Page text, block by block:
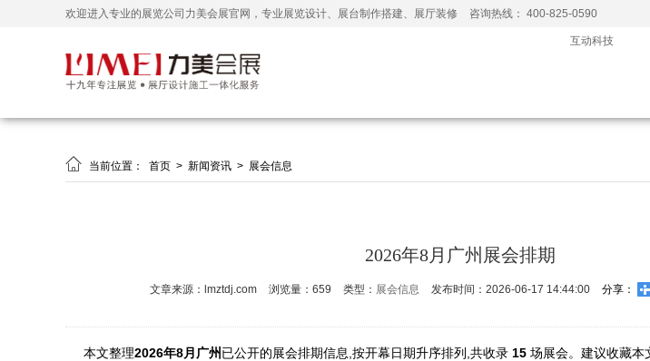
欢迎进入专业的展览公司力美会展官网，专业展览设计、展台制作搭建、展厅装修 咨询热线： 400-825-0590
互动科技
 当前位置： 首页 > 新闻资讯 > 展会信息
2026年8月广州展会排期
文章来源：lmztdj.com 浏览量：659 类型： 展会信息 发布时间：2026-06-17 14:44:00 分享：
本文整理2026年8月广州已公开的展会排期信息,按开幕日期升序排列,共收录 15 场展会。建议收藏本